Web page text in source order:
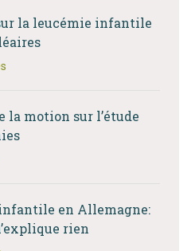
la leucémie infantile
la motion sur l’étude
en Allemagne:
rien